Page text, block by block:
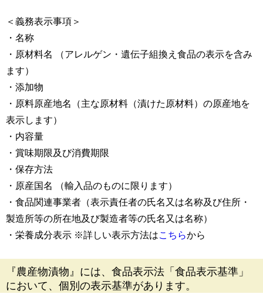
＜義務表示事項＞
・名称
・原材料名 （アレルゲン・遺伝子組換え食品の表示を含み
ます）
・添加物
・原料原産地名（主な原材料（漬けた原材料）の原産地を
表示します）
・内容量
・賞味期限及び消費期限
・保存方法
・原産国名 （輸入品のものに限ります）
・食品関連事業者（表示責任者の氏名又は名称及び住所・
製造所等の所在地及び製造者等の氏名又は名称）
・栄養成分表示 ※詳しい表示方法はこちらから
『農産物漬物』には、食品表示法「食品表示基準」
において、個別の表示基準があります。